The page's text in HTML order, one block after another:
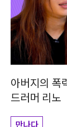
아버지의 폭
드러머 리노
만나다